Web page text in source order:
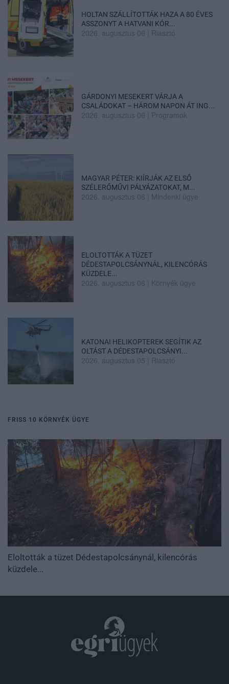
HOLTAN SZÁLLÍTOTTÁK HAZA A 80 ÉVES
ASSZONYT A HATVANI KÓR...
2026. augusztus 06 Riasztó
GÁRDONYI MESEKERT VÁRJA A
CSALÁDOKAT – HÁROM NAPON ÁT ING...
2026. augusztus 06 Programok
MAGYAR PÉTER: KIÍRJÁK AZ ELSŐ
SZÉLERŐMŰVI PÁLYÁZATOKAT, M...
2026. augusztus 06 Mindenki ügye
ELOLTOTTÁK A TÜZET
DÉDESTAPOLCSÁNYNÁL, KILENCÓRÁS
KÜZDELE...
2026. augusztus 06 Környék ügye
KATONAI HELIKOPTEREK SEGÍTIK AZ
OLTÁST A DÉDESTAPOLCSÁNYI...
2026. augusztus 05 Riasztó
FRISS 10 KÖRNYÉK ÜGYE
Eloltották a tüzet Dédestapolcsánynál, kilencórás
küzdele...